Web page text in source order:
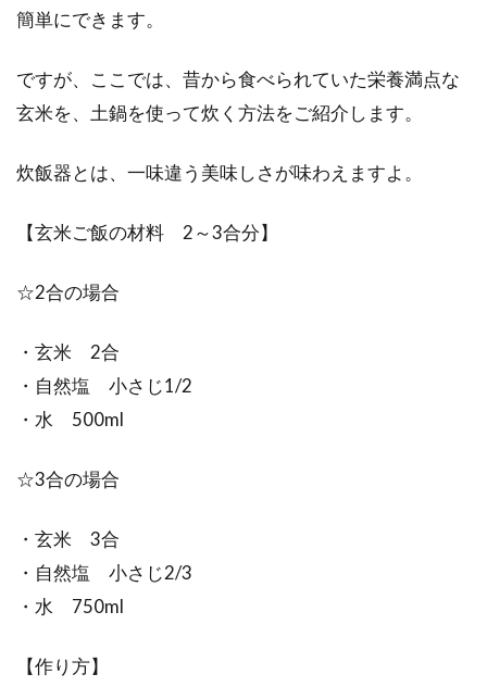
簡単にできます。
ですが、ここでは、昔から食べられていた栄養満点な
玄米を、土鍋を使って炊く方法をご紹介します。
炊飯器とは、一味違う美味しさが味わえますよ。
【玄米ご飯の材料 2～3合分】
☆2合の場合
・玄米 2合
・自然塩 小さじ1/2
・水 500ml
☆3合の場合
・玄米 3合
・自然塩 小さじ2/3
・水 750ml
【作り方】